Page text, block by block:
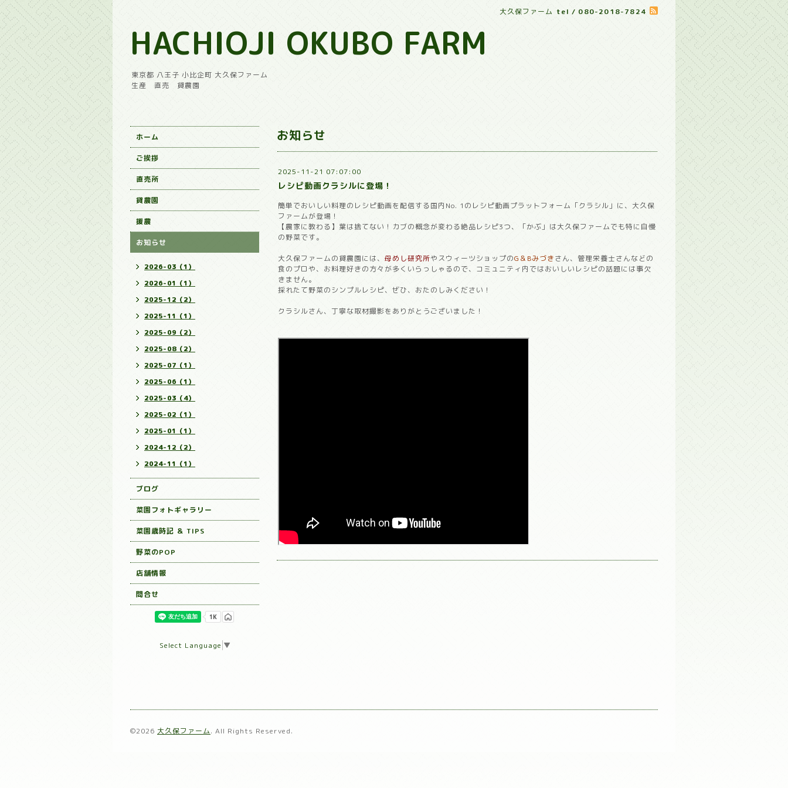
大久保ファーム tel / 080-2018-7824
HACHIOJI OKUBO FARM
東京都 八王子 小比企町 大久保ファーム
生産 直売 貸農園
お知らせ
2025-11-21 07:07:00
レシピ動画クラシルに登場！
簡単でおいしい料理のレシピ動画を配信する国内No. 1のレシピ動画プラットフォーム「クラシル」に、大久保
ファームが登場！
【農家に教わる】葉は捨てない！カブの概念が変わる絶品レシピ3つ、「かぶ」は大久保ファームでも特に自慢
の野菜です。
大久保ファームの貸農園には、 母めし研究所やスウィーツショップのG＆Bみづきさん、 管理栄養士さんなどの
食のプロや、お料理好きの方々が多くいらっしゃるので、コミュニティ内ではおいしいレシピの話題には事欠
きません。
採れたて野菜のシンプルレシピ、ぜひ、おたのしみください！
クラシルさん、丁寧な取材撮影をありがとうございました！
ホーム
ご挨拶
直売所
貸農園
援農
お知らせ
2026-03（1）
2026-01（1）
2025-12（2）
2025-11（1）
2025-09（2）
2025-08（2）
2025-07（1）
2025-06（1）
2025-03（4）
2025-02（1）
2025-01（1）
2024-12（2）
2024-11（1）
ブログ
菜園フォトギャラリー
菜園歳時記 ＆ TIPS
野菜のPOP
店舗情報
問合せ
Select Language ▼
©2026 大久保ファーム. All Rights Reserved.